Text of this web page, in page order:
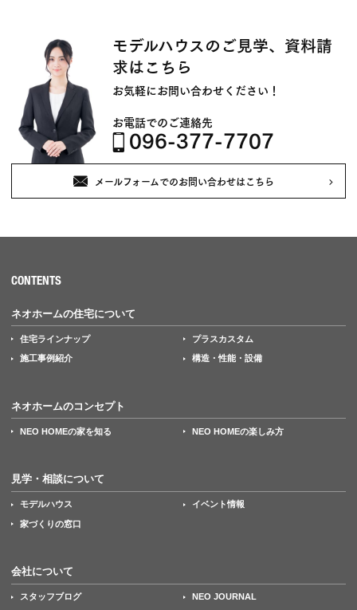
モデルハウスのご見学、資料請
求はこちら
お気軽にお問い合わせください！
お電話でのご連絡先
096-377-7707
メールフォームでのお問い合わせはこちら
CONTENTS
ネオホームの住宅について
住宅ラインナップ プラスカスタム
施工事例紹介 構造・性能・設備
ネオホームのコンセプト
NEO HOMEの家を知る NEO HOMEの楽しみ方
見学・相談について
モデルハウス イベント情報
家づくりの窓口
会社について
スタッフブログ NEO JOURNAL